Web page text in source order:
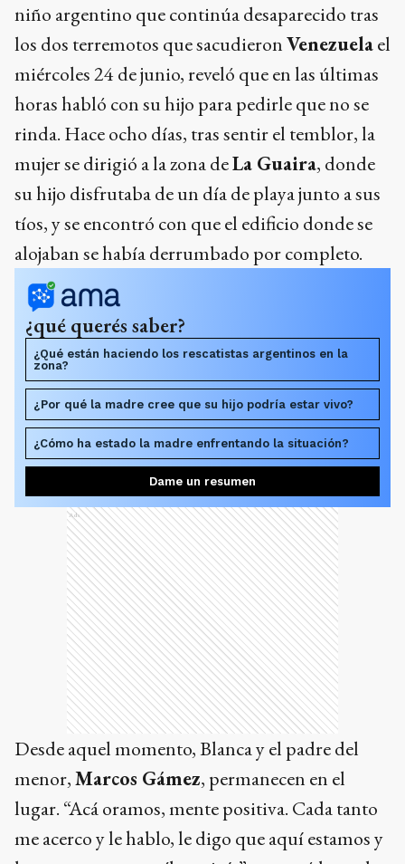
niño argentino que continúa desaparecido tras
los dos terremotos que sacudieronVenezuelael
miércoles 24 de junio, reveló que en las últimas
horas habló con su hijo para pedirle que no se
rinda. Hace ocho días, tras sentir el temblor, la
mujer se dirigió a la zona deLa Guaira, donde
su hijo disfrutaba de un día de playa junto a sus
tíos, y se encontró con que el edificio donde se
alojaban se había derrumbado por completo.
¿qué querés saber?
¿Qué están haciendo los rescatistas argentinos en la
zona?
¿Por qué la madre cree que su hijo podría estar vivo?
¿Cómo ha estado la madre enfrentando la situación?
Dame un resumen
Ads
Desde aquel momento, Blanca y el padre del
menor,Marcos Gámez, permanecen en el
lugar. “Acá oramos, mente positiva. Cada tanto
me acerco y le hablo, le digo que aquí estamos y